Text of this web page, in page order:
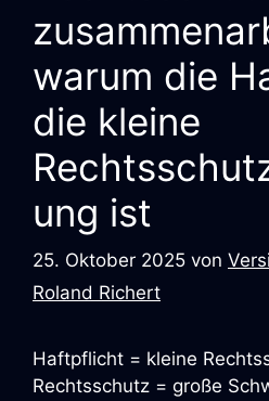
warum die
die kleine
ung ist
25. Oktober 2025 von
Roland Richert
Haftpflicht = kleine
Rechtsschutz = große